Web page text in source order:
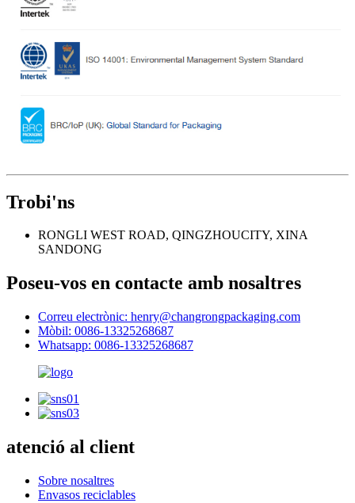
Trobi'ns
RONGLI WEST ROAD, QINGZHOUCITY, XINA
SANDONG
Poseu-vos en contacte amb nosaltres
Correu electrònic: henry@changrongpackaging.com
Mòbil: 0086-13325268687
Whatsapp: 0086-13325268687
atenció al client
Sobre nosaltres
Envasos reciclables